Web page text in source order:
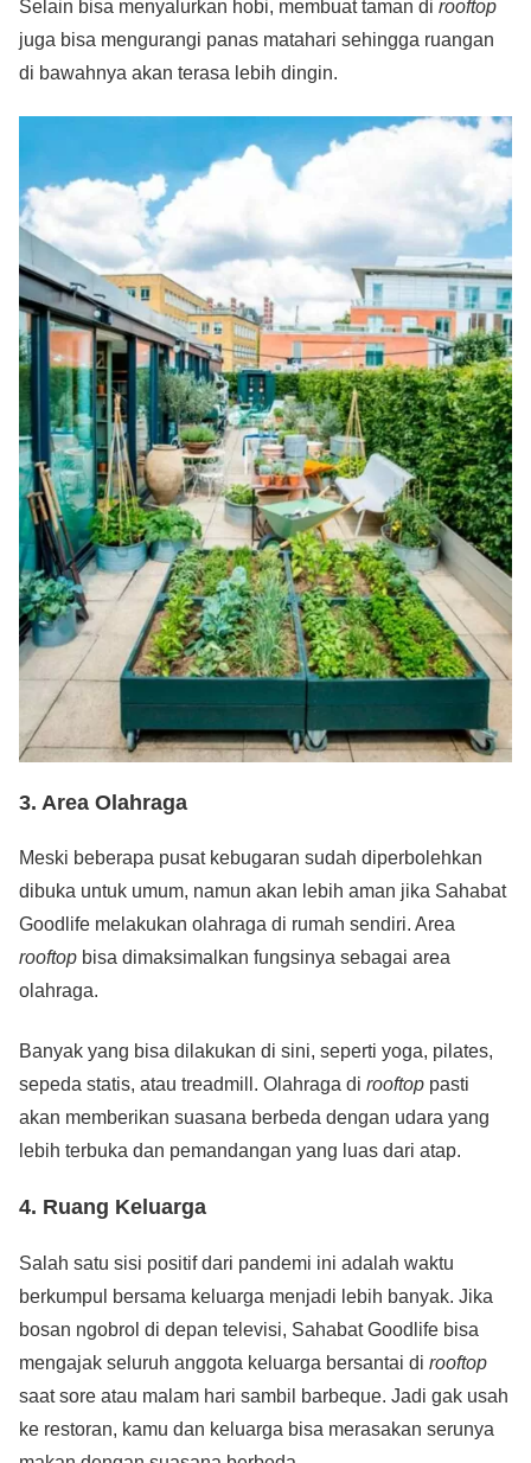
Selain bisa menyalurkan hobi, membuat taman di rooftop
juga bisa mengurangi panas matahari sehingga ruangan
di bawahnya akan terasa lebih dingin.
3. Area Olahraga
Meski beberapa pusat kebugaran sudah diperbolehkan
dibuka untuk umum, namun akan lebih aman jika Sahabat
Goodlife melakukan olahraga di rumah sendiri. Area
rooftop bisa dimaksimalkan fungsinya sebagai area
olahraga.
Banyak yang bisa dilakukan di sini, seperti yoga, pilates,
sepeda statis, atau treadmill. Olahraga di rooftop pasti
akan memberikan suasana berbeda dengan udara yang
lebih terbuka dan pemandangan yang luas dari atap.
4. Ruang Keluarga
Salah satu sisi positif dari pandemi ini adalah waktu
berkumpul bersama keluarga menjadi lebih banyak. Jika
bosan ngobrol di depan televisi, Sahabat Goodlife bisa
mengajak seluruh anggota keluarga bersantai di rooftop
saat sore atau malam hari sambil barbeque. Jadi gak usah
ke restoran, kamu dan keluarga bisa merasakan serunya